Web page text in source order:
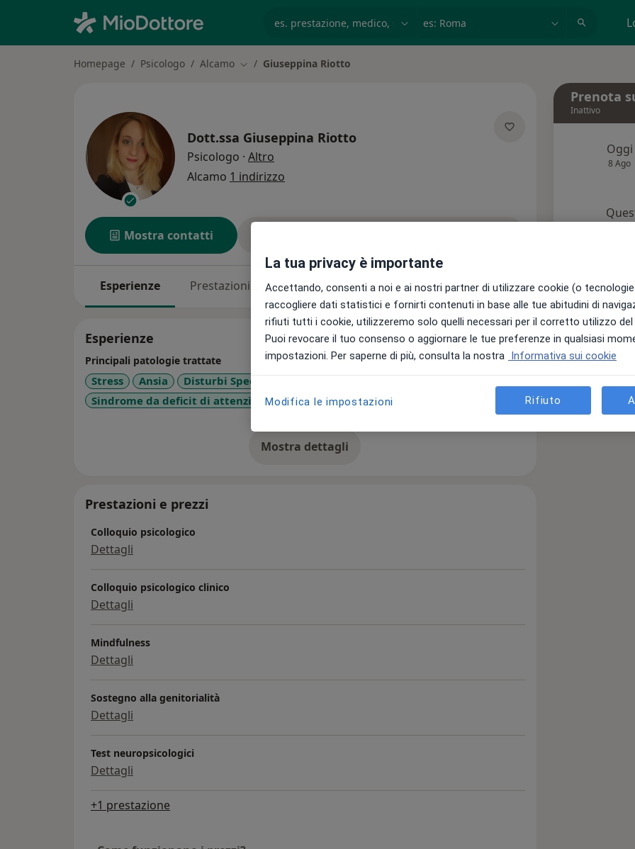
Homepage Psicologo Alcamo Cambia città
Giuseppina Riotto
Dott.ssa Giuseppina Riotto
Psicologo · Altro
Alcamo 1 indirizzo
Mostra contatti
Esperienze Prestazioni Indirizzi Assicurazioni Recensioni
Esperienze
Principali patologie trattate
Stress Ansia
Disturbi Specifici di Apprendimento (DSA)
Sindrome da deficit di attenzione e iperattività
Obesità a11y_sr_more_diseases
Mostra dettagli
sull'esperienza
Prestazioni e prezzi
Colloquio psicologico
Dettagli
Colloquio psicologico clinico
Dettagli
Mindfulness
Dettagli
Sostegno alla genitorialità
Dettagli
Test neuropsicologici
Dettagli
+1 prestazione
Prenota
Inattivo
Oggi
8 Ago
La tua privacy è importante
Accettando, consenti a noi e ai nostri partner di utilizzare cookie (o
raccogliere dati statistici e fornirti contenuti in base alle tue abitudini di
rifiuti tutti i cookie, utilizzeremo solo quelli necessari per il corretto utilizzo
Puoi revocare il tuo consenso o aggiornare le tue preferenze in qualsiasi
impostazioni. Per saperne di più, consulta la nostra Informativa sui cookie
Modifica le impostazioni Rifiuto